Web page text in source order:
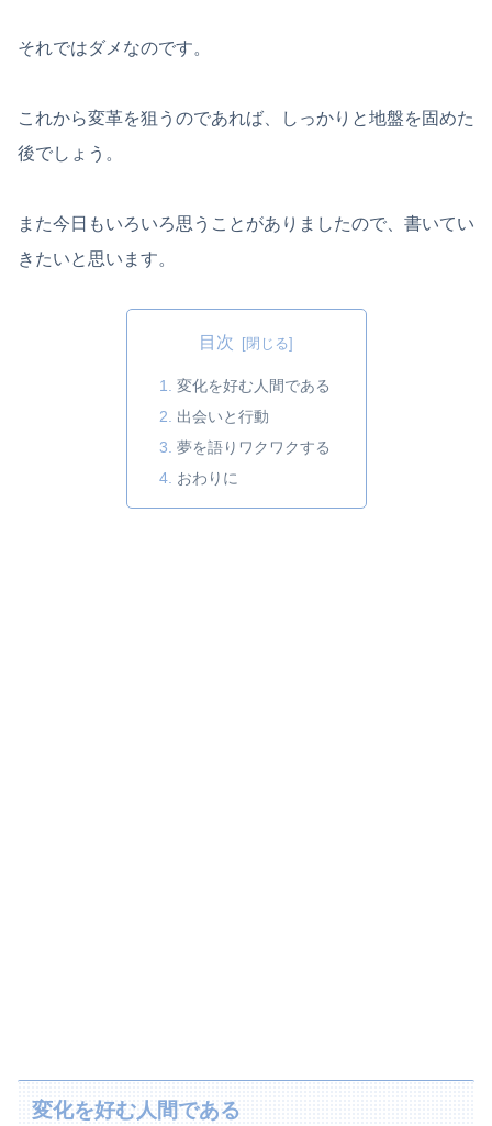
それではダメなのです。
これから変革を狙うのであれば、しっかりと地盤を固めた
後でしょう。
また今日もいろいろ思うことがありましたので、書いてい
きたいと思います。
目次
変化を好む人間である
出会いと行動
夢を語りワクワクする
おわりに
変化を好む人間である